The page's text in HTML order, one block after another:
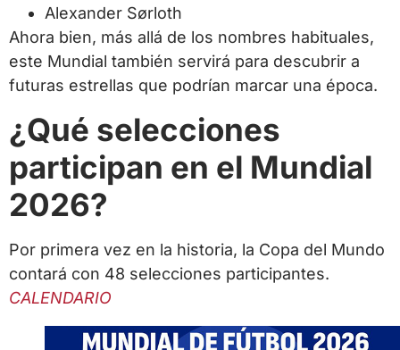
Alexander Sørloth
Ahora bien, más allá de los nombres habituales,
este Mundial también servirá para descubrir a
futuras estrellas que podrían marcar una época.
¿Qué selecciones
participan en el Mundial
2026?
Por primera vez en la historia, la Copa del Mundo
contará con 48 selecciones participantes.
CALENDARIO